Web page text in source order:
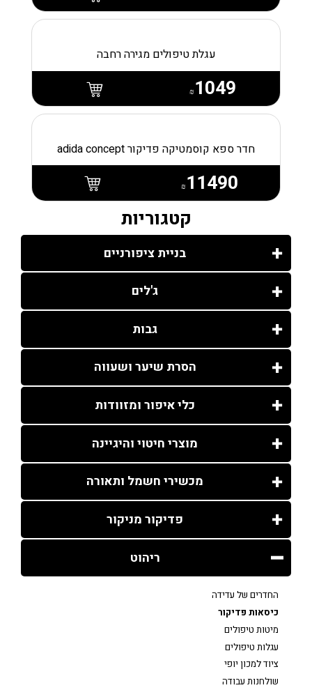
קטגוריות
בניית ציפורניים
ג'לים
גבות
הסרת שיער ושעווה
כלי איפור ומזוודות
מוצרי חיטוי והיגיינה
מכשירי חשמל ותאורה
פדיקור מניקור
ריהוט
החדרים של עדידה
כיסאות פדיקור
מיטות טיפולים
עגלות טיפולים
ציוד למכון יופי
שולחנות עבודה
עגלת טיפולים מגירה רחבה
₪ 1049
חדר ספא קוסמטיקה פדיקור adida concept
₪ 11490